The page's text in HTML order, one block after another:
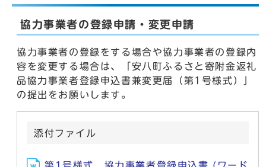
協力事業者の登録申請・変更申請
協力事業者の登録をする場合や協力事業者の登録内
容を変更する場合は、「安八町ふるさと寄附金返礼
品協力事業者登録申込書兼変更届（第1号様式）」
の提出をお願いします。
添付ファイル